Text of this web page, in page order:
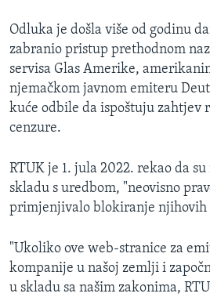
Odluka je došla više od godinu
zabranio pristup prethodnom
servisa Glas Amerike,
njemačkom javnom emiteru
kuće odbile da ispoštuju zahtjev
cenzure.
RTUK je 1. jula 2022. rekao da
skladu s uredbom, "neovisno
primjenjivalo blokiranje njihovih
"Ukoliko ove web-stranice za
kompanije u našoj zemlji i
u skladu sa našim zakonima,